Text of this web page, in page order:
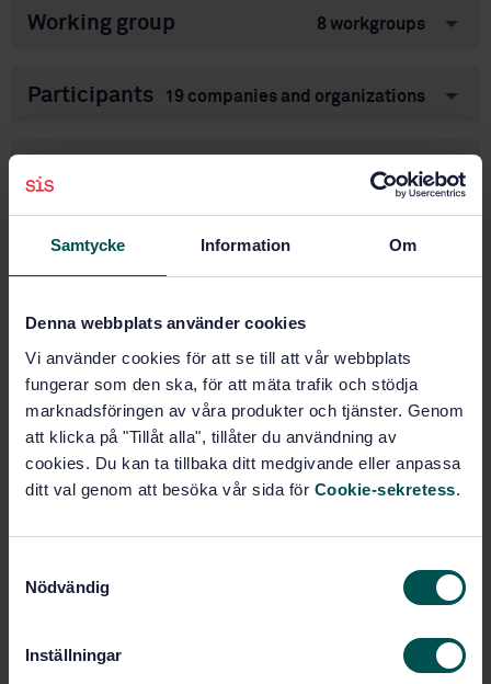
Samtycke Information Om
Denna webbplats använder cookies
Vi använder cookies för att se till att vår webbplats
fungerar som den ska, för att mäta trafik och stödja
marknadsföringen av våra produkter och tjänster. Genom
att klicka på "Tillåt alla", tillåter du användning av
cookies. Du kan ta tillbaka ditt medgivande eller anpassa
ditt val genom att besöka vår sida för Cookie-sekretess.
Nödvändig
Inställningar
Working group 8 workgroups
Participants 19 companies and organizations
Subjects
Earthworks, excavations,
foundation construction,
underground works (93.020)
Eurocode 7, Geotechnical design
(91.070.07)